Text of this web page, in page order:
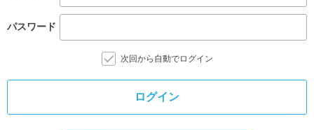
パスワード
次回から自動でログイン
ログイン